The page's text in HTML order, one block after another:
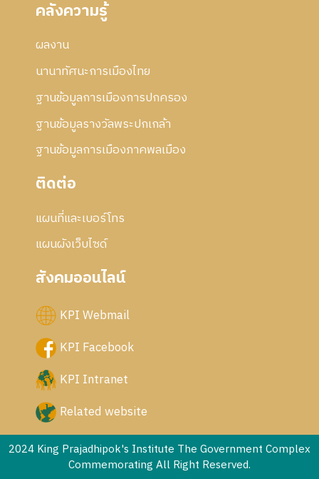
คลังความรู้
ผลงาน
นานาทัศนะการเมืองไทย
ฐานข้อมูลการเมืองการปกครอง
ฐานข้อมูลรางวัลพระปกเกล้า
ฐานข้อมูลการเมืองภาคพลเมือง
ติดต่อ
แผนที่และเบอร์โทร
แผนผังเว็บไซด์
สังคมออนไลน์
KPI Webmail
KPI Facebook
KPI Intranet
Related website
2024 King Prajadhipok's Institute The Government Complex
Commemorating All Right Reserved.